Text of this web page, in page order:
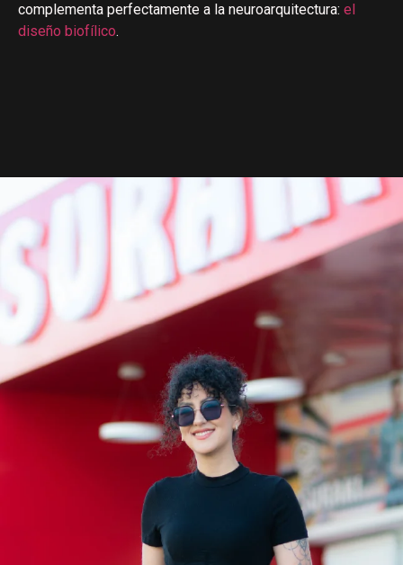
complementa perfectamente a la neuroarquitectura: el
diseño biofílico.